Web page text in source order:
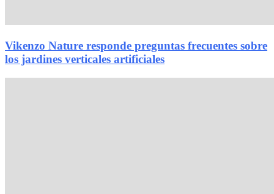
Vikenzo Nature responde preguntas frecuentes sobre
los jardines verticales artificiales